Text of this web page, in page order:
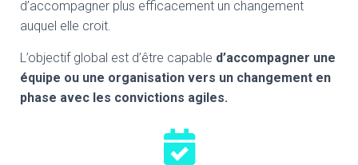
d’accompagner plus efficacement un changement
auquel elle croit.
L’objectif global est d’être capable d’accompagner une
équipe ou une organisation vers un changement en
phase avec les convictions agiles.